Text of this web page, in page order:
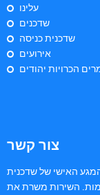
עלינו
שדכנים
שדכנית כניסה
אירועים
הכרויות יהודים
צור קשר
האישי של שדכנית
השירות משרת את